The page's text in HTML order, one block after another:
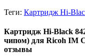
Теги: Картридж Hi-
Картридж Hi-Black
чипом) для Ricoh IM
отзывы